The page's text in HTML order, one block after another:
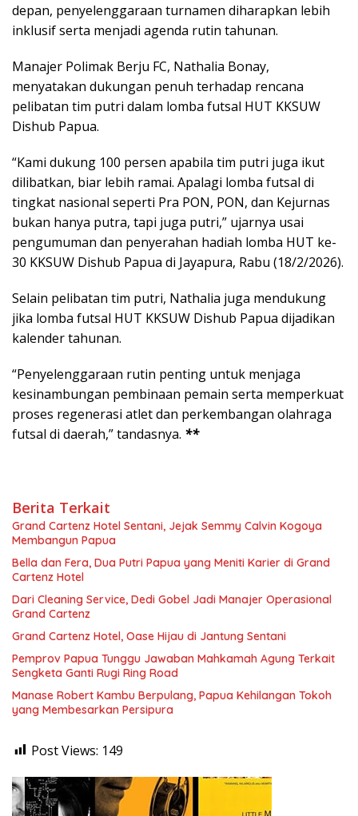
depan, penyelenggaraan turnamen diharapkan lebih
inklusif serta menjadi agenda rutin tahunan.
Manajer Polimak Berju FC, Nathalia Bonay,
menyatakan dukungan penuh terhadap rencana
pelibatan tim putri dalam lomba futsal HUT KKSUW
Dishub Papua.
“Kami dukung 100 persen apabila tim putri juga ikut
dilibatkan, biar lebih ramai. Apalagi lomba futsal di
tingkat nasional seperti Pra PON, PON, dan Kejurnas
bukan hanya putra, tapi juga putri,” ujarnya usai
pengumuman dan penyerahan hadiah lomba HUT ke-
30 KKSUW Dishub Papua di Jayapura, Rabu (18/2/2026).
Selain pelibatan tim putri, Nathalia juga mendukung
jika lomba futsal HUT KKSUW Dishub Papua dijadikan
kalender tahunan.
“Penyelenggaraan rutin penting untuk menjaga
kesinambungan pembinaan pemain serta memperkuat
proses regenerasi atlet dan perkembangan olahraga
futsal di daerah,” tandasnya. **
Berita Terkait
Grand Cartenz Hotel Sentani, Jejak Semmy Calvin Kogoya
Membangun Papua
Bella dan Fera, Dua Putri Papua yang Meniti Karier di Grand
Cartenz Hotel
Dari Cleaning Service, Dedi Gobel Jadi Manajer Operasional
Grand Cartenz
Grand Cartenz Hotel, Oase Hijau di Jantung Sentani
Pemprov Papua Tunggu Jawaban Mahkamah Agung Terkait
Sengketa Ganti Rugi Ring Road
Manase Robert Kambu Berpulang, Papua Kehilangan Tokoh
yang Membesarkan Persipura
Post Views: 149